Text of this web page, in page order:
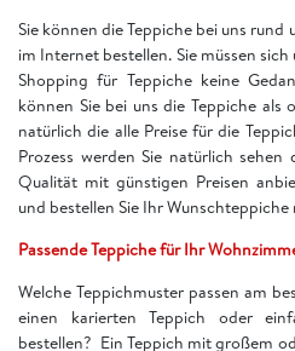
Sie können die Teppiche bei uns rund
im Internet bestellen. Sie müssen
Shopping für Teppiche keine
können Sie bei uns die Teppiche als
natürlich die alle Preise für die
Prozess werden Sie natürlich
Qualität mit günstigen Preisen
und bestellen Sie Ihr
Passende Teppiche für Ihr
Welche Teppichmuster passen am
einen karierten Teppich oder
bestellen? Ein Teppich mit großem